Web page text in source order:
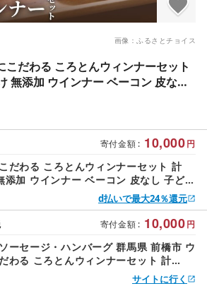
画像：ふるさとチョイス
こだわる ころとんウィンナーセット
無添加 ウインナー ベーコン 皮なし
食べ比べ セット 個包装 アウトドア
肉 子ども お歳暮 つまみ パーティー
寄付金額 : 10,000円
だわる ころとんウィンナーセット 計
加 ウインナー ベーコン 皮なし 子ども
セット 個包装 アウトドア キャンプ 贈
歳暮 つまみ パーティー
d払いで最大24％還元
寄付金額 : 10,000円
ーセージ・ハンバーグ 群馬県 前橋市 ウ
わる ころとんウィンナーセット 計
加 ウインナー …
サイトに行く